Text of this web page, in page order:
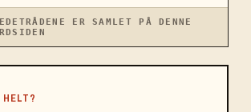
ER SAMLET PÅ DENNE
HELT?